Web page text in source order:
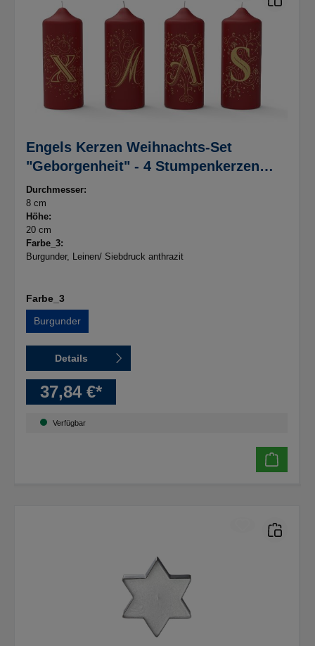
Engels Kerzen Weihnachts-Set
"Geborgenheit" - 4 Stumpenkerzen
Made in Germany
Durchmesser:
8 cm
Höhe:
20 cm
Farbe_3:
Burgunder, Leinen/ Siebdruck anthrazit
Farbe_3
Burgunder
Details
37,84 €*
Verfügbar